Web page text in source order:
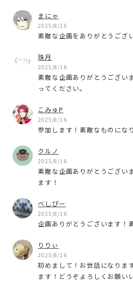
まにゃ
2025/8/16
素敵な企画をありがとうござ
珠月
2025/8/16
素敵な企画ありがとうござい
ってください。
こみゅP
2025/8/16
参加します！素敵なものにな
クルノ
2025/8/16
素敵な企画ありがとうござい
ます！
べしぴー
2025/8/16
企画ありがとうございます！
りりぃ
2025/8/16
初めまして！お世話になりま
ます！どうぞよろしくお願い